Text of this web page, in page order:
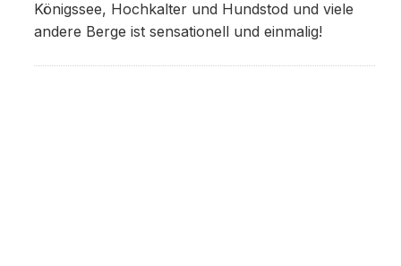
Königssee, Hochkalter und Hundstod und viele
andere Berge ist sensationell und einmalig!